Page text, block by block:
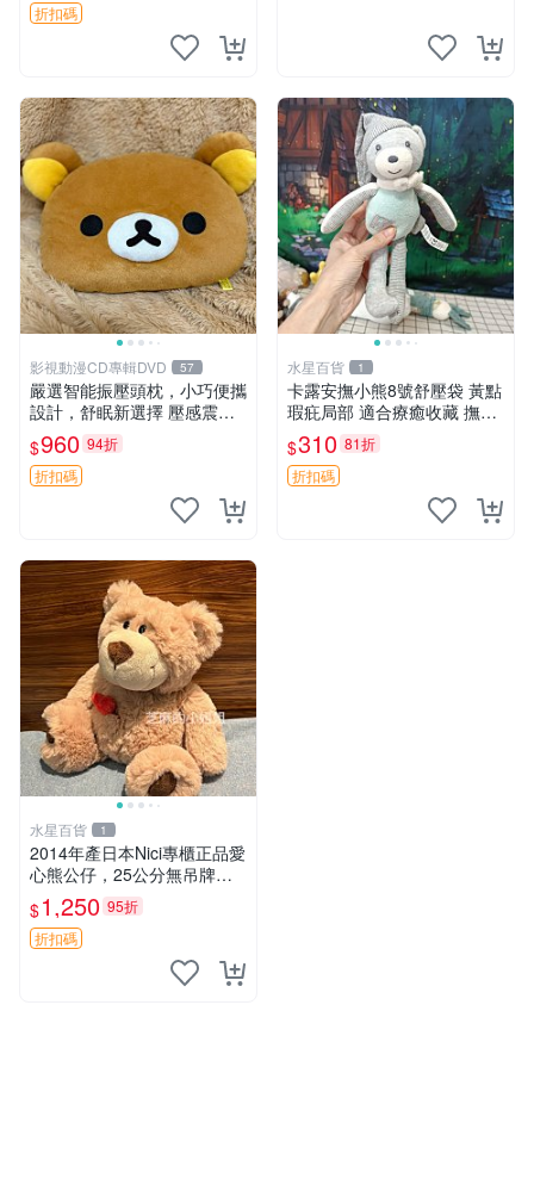
折扣碼
影視動漫CD專輯DVD 57
嚴選智能振壓頭枕，小巧便攜
設計，舒眠新選擇 壓感震動
頭枕 確切尺寸 小巧便攜
$960 94折
折扣碼
水星百貨 1
卡露安撫小熊8號舒壓袋 黃點
瑕疪局部 適合療癒收藏 撫慰
身心 美肌養護 放鬆好物
$310 81折
折扣碼
水星百貨 1
2014年產日本Nici專櫃正品愛
心熊公仔，25公分無吊牌全
新 愛心熊 公仔 熊抱玩偶
$1,250 95折
折扣碼